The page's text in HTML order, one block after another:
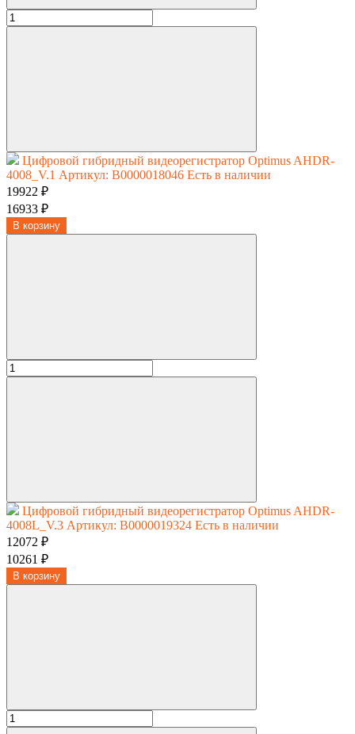
Цифровой гибридный видеорегистратор Optimus AHDR-
4008_V.1 Артикул: В0000018046 Есть в наличии
19922 ₽
16933 ₽
В корзину
Цифровой гибридный видеорегистратор Optimus AHDR-
4008L_V.3 Артикул: В0000019324 Есть в наличии
12072 ₽
10261 ₽
В корзину